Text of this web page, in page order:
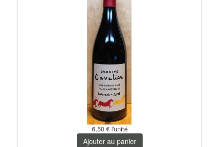
6,50 € l'unité
Ajouter au panier